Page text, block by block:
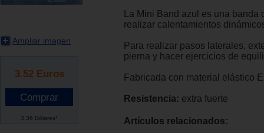
Ampliar imagen
3.52 Euros
3.36 Dólares*
La Mini Band azul es una banda
realizar calentamientos
Para realizar pasos laterales,
pierna y hacer ejercicios de
Fabricada con material elástico
Resistencia: extra fuerte
Artículos relacionados: